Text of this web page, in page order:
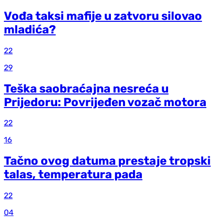
Vođa taksi mafije u zatvoru silovao
mladića?
22
29
Teška saobraćajna nesreća u
Prijedoru: Povrijeđen vozač motora
22
16
Tačno ovog datuma prestaje tropski
talas, temperatura pada
22
04